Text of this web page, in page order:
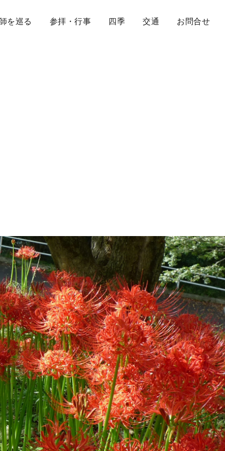
を巡る 参拝・行事 四季 交通 お問合せ